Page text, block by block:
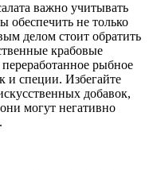
важно учитывать
обеспечить не только
делом стоит обратить
крабовые
рыбное
и специи. Избегайте
добавок,
могут негативно